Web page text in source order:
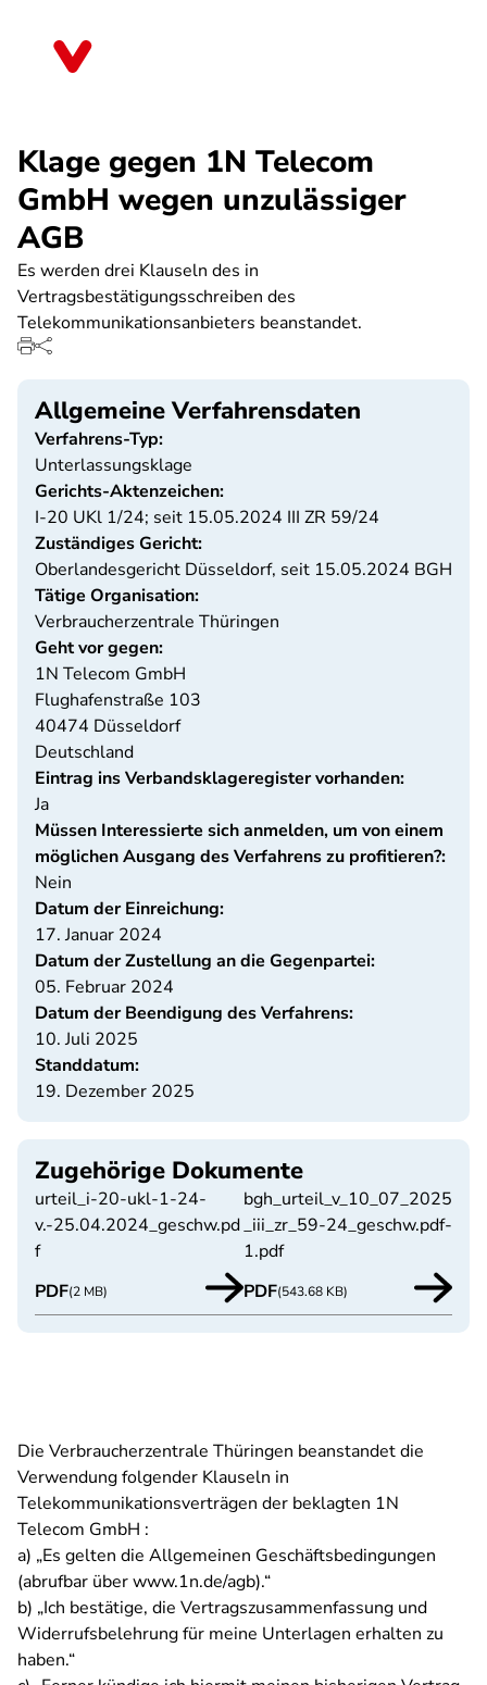
Klage gegen 1N Telecom
GmbH wegen unzulässiger
AGB
Es werden drei Klauseln des in
Vertragsbestätigungsschreiben des
Telekommunikationsanbieters beanstandet.
Allgemeine Verfahrensdaten
Verfahrens-Typ:
Unterlassungsklage
Gerichts-Aktenzeichen:
I-20 UKl 1/24; seit 15.05.2024 III ZR 59/24
Zuständiges Gericht:
Oberlandesgericht Düsseldorf, seit 15.05.2024 BGH
Tätige Organisation:
Verbraucherzentrale Thüringen
Geht vor gegen:
1N Telecom GmbH
Flughafenstraße 103
40474 Düsseldorf
Deutschland
Eintrag ins Verbandsklageregister vorhanden:
Ja
Müssen Interessierte sich anmelden, um von einem
möglichen Ausgang des Verfahrens zu profitieren?:
Nein
Datum der Einreichung:
17. Januar 2024
Datum der Zustellung an die Gegenpartei:
05. Februar 2024
Datum der Beendigung des Verfahrens:
10. Juli 2025
Standdatum:
19. Dezember 2025
Zugehörige Dokumente
urteil_i-20-ukl-1-24-
v.-25.04.2024_geschw.pd
f
PDF(2 MB)
bgh_urteil_v_10_07_2025
_iii_zr_59-24_geschw.pdf-
1.pdf
PDF(543.68 KB)
Die Verbraucherzentrale Thüringen beanstandet die
Verwendung folgender Klauseln in
Telekommunikationsverträgen der beklagten 1N
Telecom GmbH :
a) „Es gelten die Allgemeinen Geschäftsbedingungen
(abrufbar über www.1n.de/agb).“
b) „Ich bestätige, die Vertragszusammenfassung und
Widerrufsbelehrung für meine Unterlagen erhalten zu
haben.“